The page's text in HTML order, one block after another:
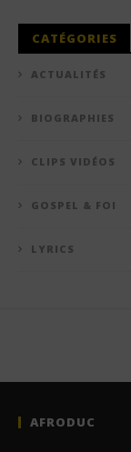
CATÉGORIES
ACTUALITÉS
BIOGRAPHIES
CLIPS VIDÉOS
GOSPEL & FOI
LYRICS
AFRODUC